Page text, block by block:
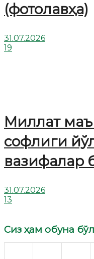
(фотолавҳа)
31.07.2026
19
Миллат
софлиги
вазифалар
31.07.2026
13
Сиз ҳам обуна